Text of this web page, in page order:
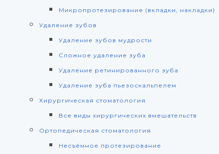
Микропротезирование (вкладки, накладки)
Удаление зубов
Удаление зубов мудрости
Сложное удаление зуба
Удаление ретинированного зуба
Удаление зуба пьезоскальпелем
Хирургическая стоматология
Все виды хирургических вмешательств
Ортопедическая стоматология
Несъёмное протезирование